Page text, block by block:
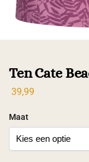
Ten Cate
39,99
Maat